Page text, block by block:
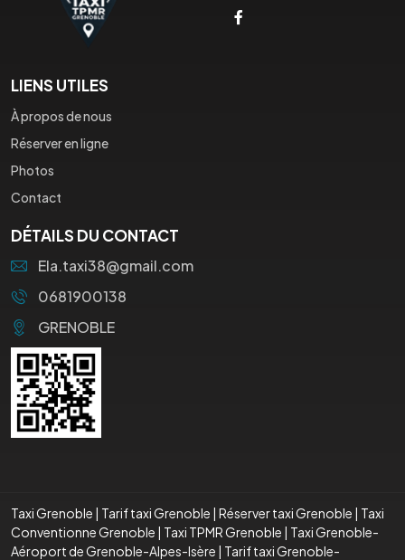
LIENS UTILES
À propos de nous
Réserver en ligne
Photos
Contact
DÉTAILS DU CONTACT
Ela.taxi38@gmail.com
0681900138
GRENOBLE
Taxi Grenoble | Tarif taxi Grenoble | Réserver taxi Grenoble | Taxi
Conventionne Grenoble | Taxi TPMR Grenoble | Taxi Grenoble-
Aéroport de Grenoble-Alpes-Isère | Tarif taxi Grenoble-